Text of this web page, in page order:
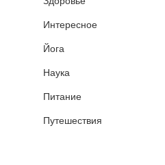
Интересное
Йога
Наука
Питание
Путешествия